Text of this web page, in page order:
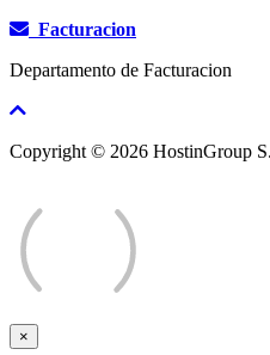
Facturacion
Departamento de Facturacion
Copyright © 2026 HostinGroup
×